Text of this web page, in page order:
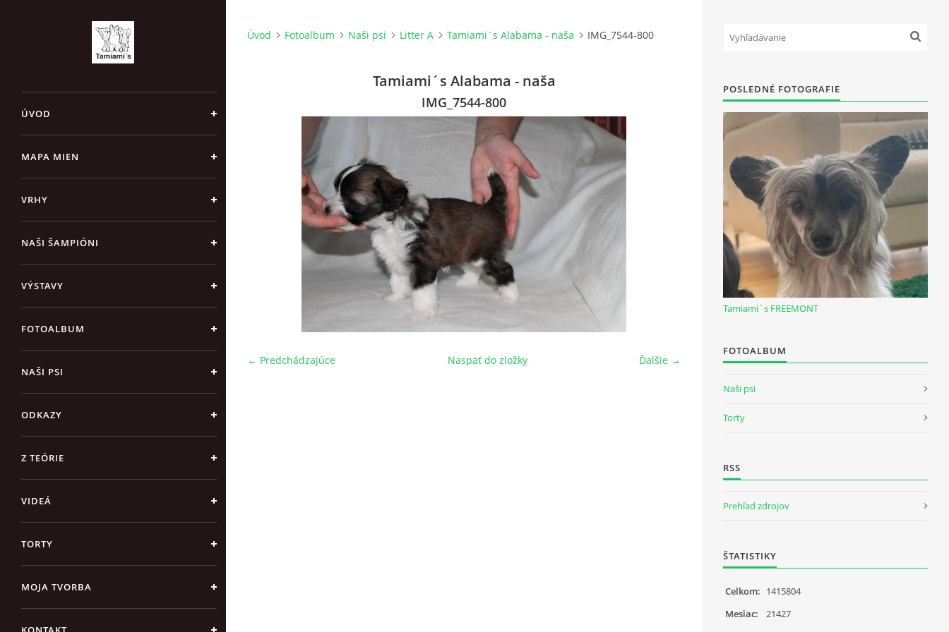
ÚVOD
MAPA MIEN
VRHY
NAŠI ŠAMPIÓNI
VÝSTAVY
FOTOALBUM
NAŠI PSI
ODKAZY
Z TEÓRIE
VIDEÁ
TORTY
MOJA TVORBA
Úvod Fotoalbum Naši psi Litter A Tamiami´s Alabama - naša IMG_7544-800
Tamiami´s Alabama - naša
IMG_7544-800
← Predchádzajúce Ďalšie →
Naspäť do zložky
POSLEDNÉ FOTOGRAFIE
Tamiami´s FREEMONT
FOTOALBUM
Naši psi
Torty
RSS
Prehľad zdrojov
ŠTATISTIKY
Celkom: 1415804
Mesiac:
21427